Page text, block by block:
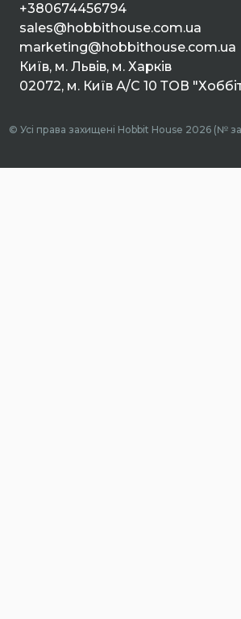
+380674456794
sales@hobbithouse.com.ua
marketing@hobbithouse.com.ua
Київ, м. Львів, м. Харків
02072, м. Київ А/С 10 ТОВ
© Усі права захищені Hobbit House 2026 (№